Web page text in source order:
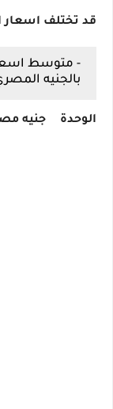
قد تختلف اسعار
- متوسط
بالجنيه
الوحدة جنيه